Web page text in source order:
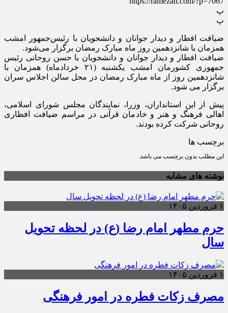
پ
پ
ضیافت افطار و دیدار جوانان و دانشجویان با رئیس‌جمهور امشب
همزمان با شانزدهمین روز ماه مبارک رمضان برگزار می‌شود.
ضیافت افطار و دیدار جوانان و دانشجویان با حسن روحانی رئیس
جمهوری کشورمان امشب یکشنبه (۲۱ خردادماه) همزمان با
شانزدهمین روز از ماه مبارک رمضان در محل سالن اجلاس سران
برگزار می شود.
پیش از این استانداران، وزرا، نمایندگان مجلس شورای اسلامی،
اهالی فرهنگ و هنر و خادمان قرآنی در مراسم ضیافت افطاری
روحانی شرکت کرده بودند.
برچسب ها
این مطلب بدون برچسب می باشد.
نوشته های مشابه
۱ فروردین ۱۴۰۵
حرم مطهر امام رضا (ع) در لحظه تحویل
سال
۱ فروردین ۱۴۰۵
مصرف زکات فطره در امور فرهنگی